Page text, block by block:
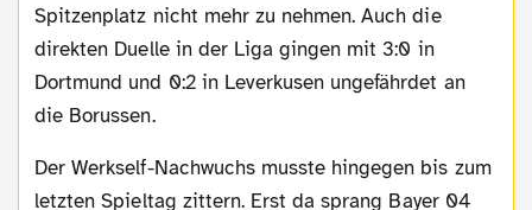
Spitzenplatz nicht mehr zu nehmen. Auch die
direkten Duelle in der Liga gingen mit 3:0 in
Dortmund und 0:2 in Leverkusen ungefährdet an
die Borussen.
Der Werkself-Nachwuchs musste hingegen bis zum
letzten Spieltag zittern. Erst da sprang Bayer 04